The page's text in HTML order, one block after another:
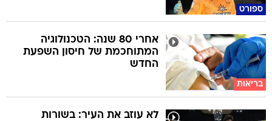
ספורט
בריאות
אחרי 80 שנה: הטכנולוגיה
המתוחכמת של חיסון השפעת
החדש
לא עוזב את העיר: בשורות